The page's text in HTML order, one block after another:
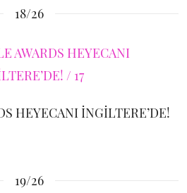
18/26
HEYECANI İNGİLTERE’DE!
19/26